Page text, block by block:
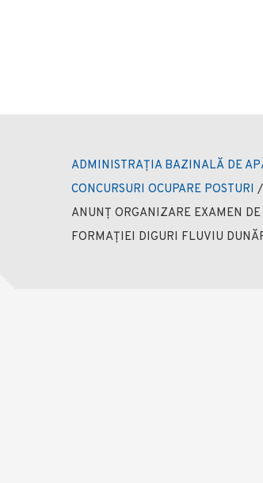
ADMINISTRAȚIA BAZINALĂ DE
CONCURSURI OCUPARE POSTURI /
ANUNȚ ORGANIZARE EXAMEN
FORMAȚIEI DIGURI FLUVIU